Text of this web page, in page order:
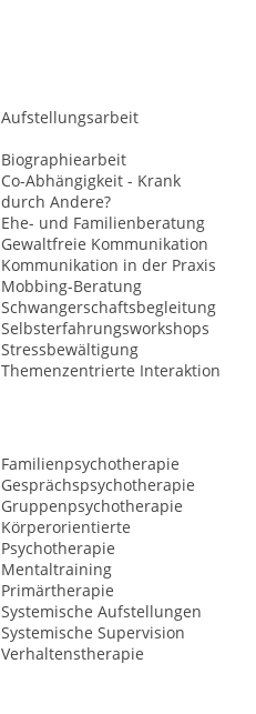
Aufstellungsarbeit
Biographiearbeit
Co-Abhängigkeit - Krank
durch Andere?
Ehe- und Familienberatung
Gewaltfreie Kommunikation
Kommunikation in der Praxis
Mobbing-Beratung
Schwangerschaftsbegleitung
Selbsterfahrungsworkshops
Stressbewältigung
Themenzentrierte Interaktion
Familienpsychotherapie
Gesprächspsychotherapie
Gruppenpsychotherapie
Körperorientierte
Psychotherapie
Mentaltraining
Primärtherapie
Systemische Aufstellungen
Systemische Supervision
Verhaltenstherapie